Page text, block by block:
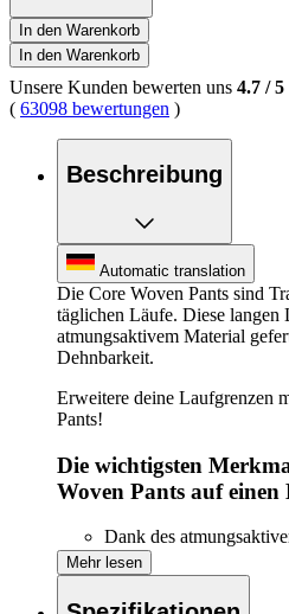
In den Warenkorb
In den Warenkorb
Unsere Kunden bewerten uns 4.7 /5
( 63098 bewertungen )
Beschreibung
Automatic translation
Die Core Woven Pants sind
täglichen Läufe. Diese langen
atmungsaktivem Material
Dehnbarkeit.
Erweitere deine Laufgrenzen
Pants!
Die wichtigsten
Woven Pants auf einen
Dank des
und frisch.
Erleben Sie ultimative
Zwei Seitentaschen,
Mehr lesen